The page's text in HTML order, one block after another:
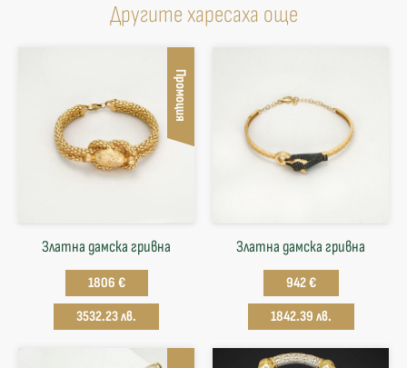
Другите харесаха още
Промоция
Златна дамска гривна
1806 €
3532.23 лв.
Златна дамска гривна
942 €
1842.39 лв.